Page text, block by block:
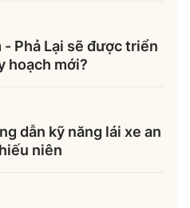
Phả Lại sẽ được triển
hoạch mới?
dẫn kỹ năng lái xe an
niên